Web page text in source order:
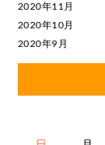
2020年11月
2020年10月
2020年9月